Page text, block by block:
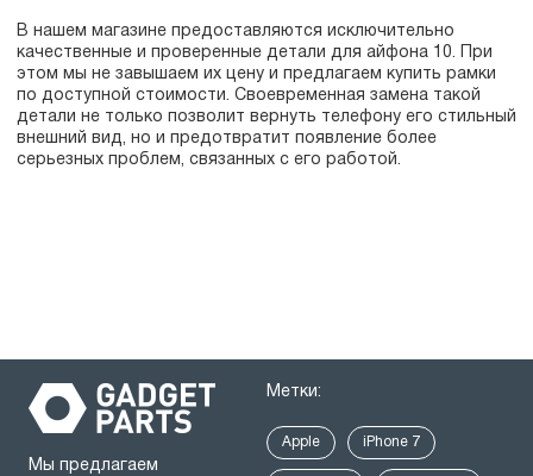
В нашем магазине предоставляются исключительно
качественные и проверенные детали для айфона 10. При
этом мы не завышаем их цену и предлагаем купить рамки
по доступной стоимости. Своевременная замена такой
детали не только позволит вернуть телефону его стильный
внешний вид, но и предотвратит появление более
серьезных проблем, связанных с его работой.
Мы предлагаем
Метки:
Apple iPhone 7